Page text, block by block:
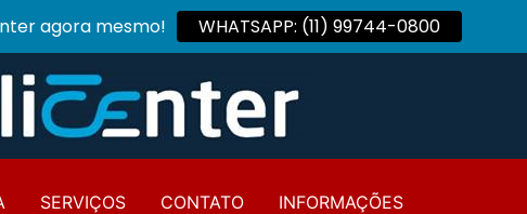
SERVIÇOS CONTATO INFORMAÇÕES
agora mesmo! WHATSAPP: (11) 99744-0800